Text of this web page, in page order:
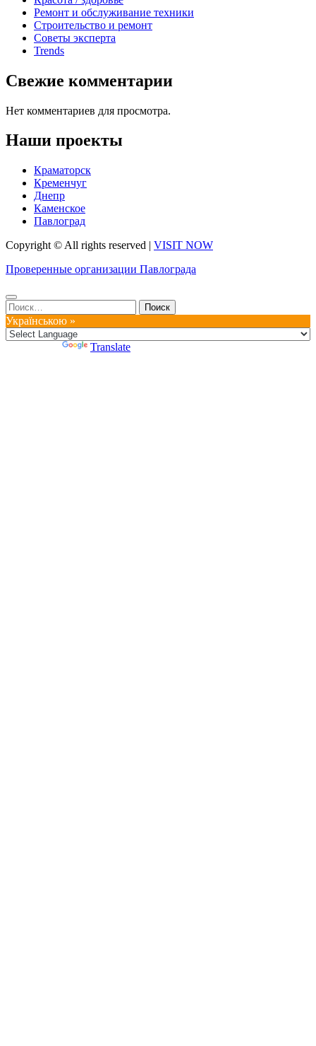
Ремонт и обслуживание техники
Строительство и ремонт
Советы эксперта
Trends
Свежие комментарии
Нет комментариев для просмотра.
Наши проекты
Краматорск
Кременчуг
Днепр
Каменское
Павлоград
Copyright © All rights reserved | VISIT NOW
Проверенные организации Павлограда
Найти:
Українською »
Translate